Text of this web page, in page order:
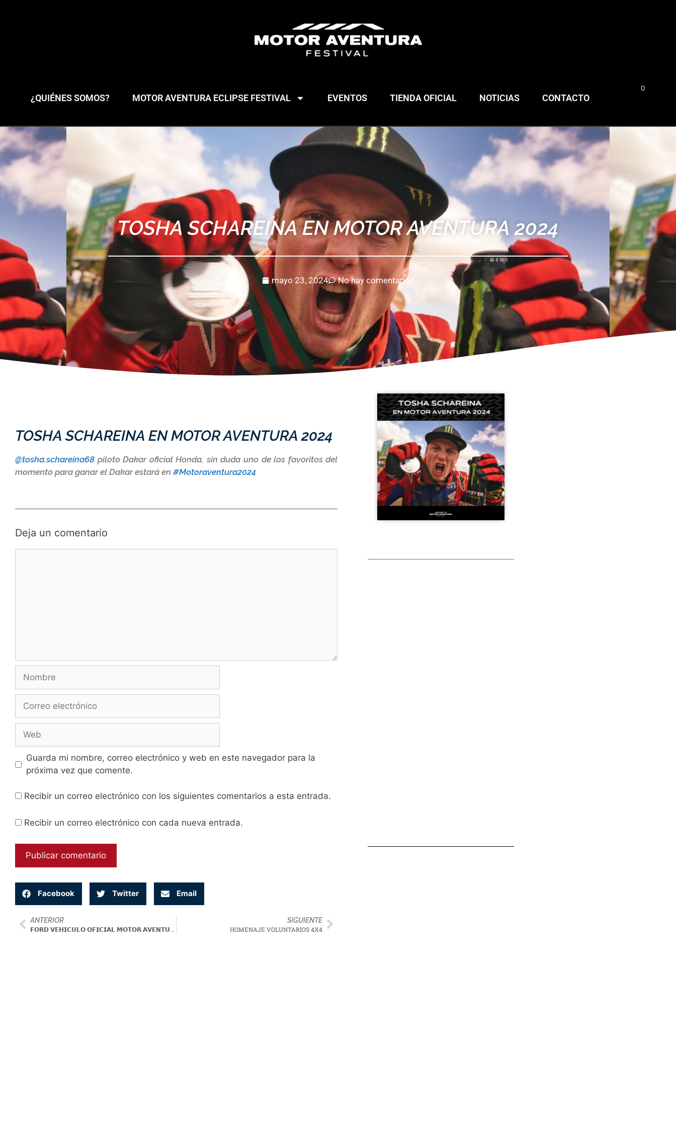
¿QUIÉNES SOMOS? MOTOR AVENTURA ECLIPSE FESTIVAL EVENTOS TIENDA OFICIAL NOTICIAS CONTACTO
0
TOSHA SCHAREINA EN MOTOR AVENTURA 2024
mayo 23, 2024 No hay comentarios
TOSHA SCHAREINA EN MOTOR AVENTURA 2024
@tosha.schareina68 piloto Dakar oficial Honda, sin duda uno de los favoritos del
momento para ganar el Dakar estará en #Motoraventura2024
Deja un comentario
Guarda mi nombre, correo electrónico y web en este navegador para la
próxima vez que comente.
Recibir un correo electrónico con los siguientes comentarios a esta entrada.
Recibir un correo electrónico con cada nueva entrada.
Facebook Twitter Email
ANTERIOR
𝗙𝗢𝗥𝗗 𝗩𝗘𝗛𝗜𝗖𝗨𝗟𝗢 𝗢𝗙𝗜𝗖𝗜𝗔𝗟 𝗠𝗢𝗧𝗢𝗥 𝗔𝗩𝗘𝗡𝗧𝗨𝗥𝗔 𝟮𝟬𝟮𝟰
SIGUIENTE
HOMENAJE VOLUNTARIOS 4X4